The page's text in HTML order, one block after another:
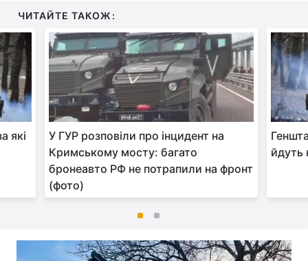
ЧИТАЙТЕ ТАКОЖ:
які
У ГУР розповіли про інцидент на
Кримському мосту: багато
бронеавто РФ не потрапили на фронт
(фото)
йдуть